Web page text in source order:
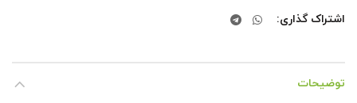
اشتراک گذاری
توضیحات